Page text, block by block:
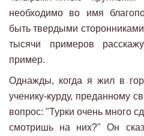
необходимо во имя
быть твердыми
тысячи примеров
пример.
Однажды, когда я жил в
ученику-курду, преданному
вопрос: "Турки очень много
смотришь на них?" Он